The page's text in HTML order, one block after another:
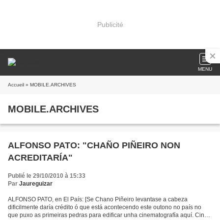
Publicité
MENU
Accueil » MOBILE.ARCHIVES
MOBILE.ARCHIVES
ALFONSO PATO: "CHAÑO PIÑEIRO NON
ACREDITARÍA"
Publié le 29/10/2010 à 15:33
Par Jaureguizar
ALFONSO PATO, en El País: [Se Chano Piñeiro levantase a cabeza
dificilmente daría crédito ó que está acontecendo este outono no país no
que puxo as primeiras pedras para edificar unha cinematografía aquí. Cinco